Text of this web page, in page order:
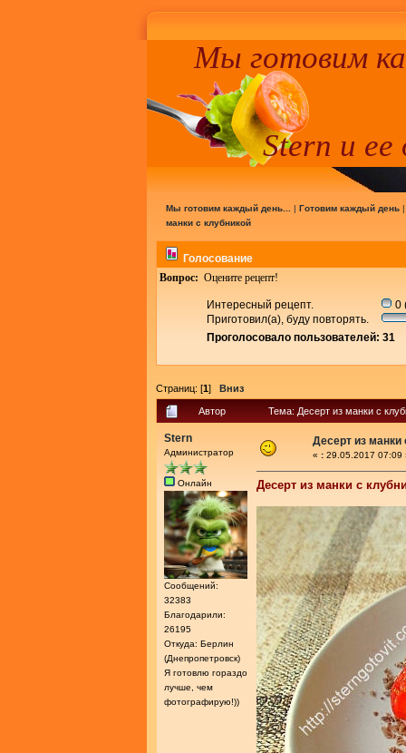
Мы готовим
Stern и ее
Мы готовим каждый день... | Готовим каждый день
манки с клубникой
Голосование
Вопрос: Оцените рецепт!
Интересный рецепт.
0
Приготовил(а), буду повторять.
Проголосовало пользователей: 31
Страниц: [1] Вниз
Автор Тема: Десерт из манки с
Stern
Администратор
Онлайн
Сообщений:
32383
Благодарили:
26195
Откуда: Берлин
(Днепропетровск)
Я готовлю гораздо
лучше, чем
фотографирую!))
Десерт из манки
« : 29.05.2017 07:09
Десерт из манки с